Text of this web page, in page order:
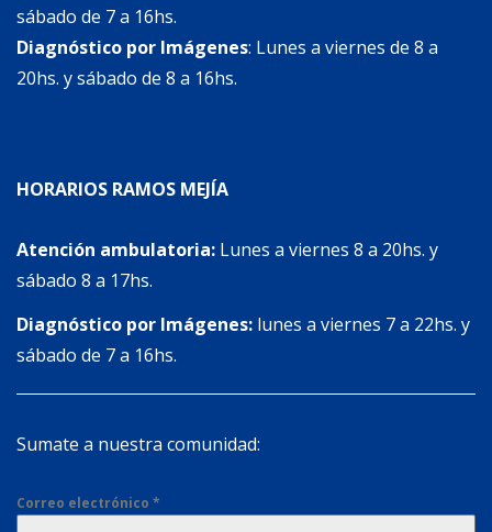
sábado de 7 a 16hs.
Diagnóstico por Imágenes: Lunes a viernes de 8 a
20hs. y sábado de 8 a 16hs.
HORARIOS RAMOS MEJÍA
Atención ambulatoria: Lunes a viernes 8 a 20hs. y
sábado 8 a 17hs.
Diagnóstico por Imágenes: lunes a viernes 7 a 22hs. y
sábado de 7 a 16hs.
Sumate a nuestra comunidad:
Correo electrónico *